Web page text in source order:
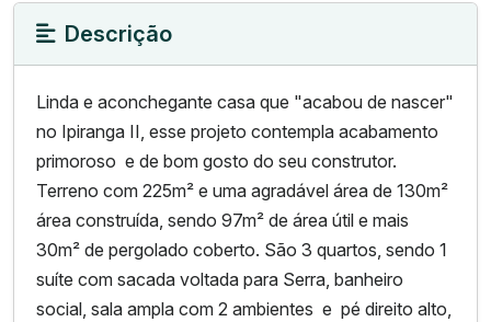
Descrição
Linda e aconchegante casa que "acabou de nascer"
no Ipiranga II, esse projeto contempla acabamento
primoroso e de bom gosto do seu construtor.
Terreno com 225m² e uma agradável área de 130m²
área construída, sendo 97m² de área útil e mais
30m² de pergolado coberto. São 3 quartos, sendo 1
suíte com sacada voltada para Serra, banheiro
social, sala ampla com 2 ambientes e pé direito alto,